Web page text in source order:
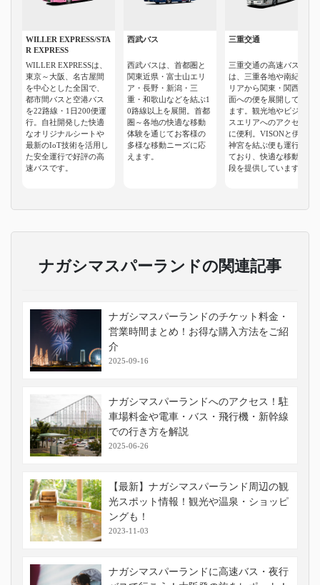
WILLER EXPRESS/STA
R EXPRESS
WILLER EXPRESSは、
東京～大阪、名古屋間
を中心とした全国で、
都市間バスと空港バス
を22路線・1日200便運
行。自社開発した快適
なオリジナルシートや
最新のIoT技術を活用し
た安全運行で好評の高
速バスです。
西武バス
西武バスは、首都圏と
関東近県・富士山エリ
ア・長野・新潟・三
重・和歌山などを結ぶ1
0路線以上を展開。首都
圏～各地の快適な移動
体験を通じてお客様の
多様な移動ニーズに応
えます。
三重交通
三重交通の高速バス
は、三重各地や南紀エ
リアから関東・関西方
面への便を展開してい
ます。観光地やビジネ
スエリアへのアクセス
に便利。VISONと伊勢
神宮を結ぶ便も運行し
ており、快適な移動手
段を提供しています。
ナガシマスパーランドの関連記事
ナガシマスパーランドのチケット料金・
営業時間まとめ！お得な購入方法をご紹
介
2025-09-16
ナガシマスパーランドへのアクセス！駐
車場料金や電車・バス・飛行機・新幹線
での行き方を解説
2025-06-26
【最新】ナガシマスパーランド周辺の観
光スポット情報！観光や温泉・ショッピ
ングも！
2023-11-03
ナガシマスパーランドに高速バス・夜行